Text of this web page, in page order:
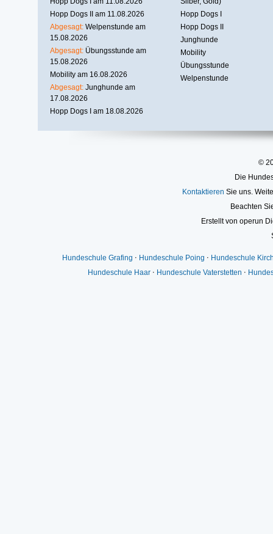
Hopp Dogs II am 11.08.2026
Abgesagt: Welpenstunde am
15.08.2026
Abgesagt: Übungsstunde am
15.08.2026
Mobility am 16.08.2026
Abgesagt: Junghunde am
17.08.2026
Hopp Dogs I am 18.08.2026
Hopp Dogs I
Hopp Dogs II
Junghunde
Mobility
Übungsstunde
Welpenstunde
©
Die
Kontaktieren Sie uns.
Beachten
Erstellt von operun
Hundeschule Grafing ⋅ Hundeschule Poing ⋅ Hundeschule
Hundeschule Haar ⋅ Hundeschule Vaterstetten ⋅